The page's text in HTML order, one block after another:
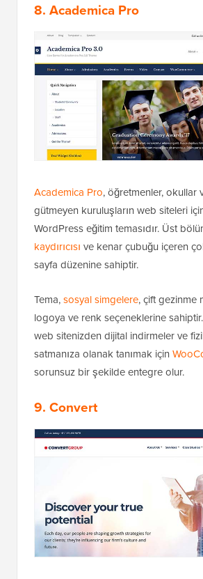
8. Academica Pro
Academica Pro, öğretmenler, okullar
gütmeyen kuruluşların web siteleri
WordPress eğitim temasıdır. Üst
kaydırıcısı ve kenar çubuğu içeren
sayfa düzenine sahiptir.
Tema,sosyal simgelere, çift gezinme
logoya ve renk seçeneklerine
web sitenizden dijital indirmeler ve
satmanıza olanak tanımak için
sorunsuz bir şekilde entegre olur.
9. Convert